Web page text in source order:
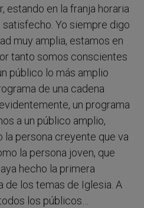
estando en la franja horaria
Yo siempre digo
muy amplia, estamos en
tanto somos conscientes
público lo más amplio
de una cadena
un programa
a un público amplio,
la persona creyente que va
la persona joven, que
hecho la primera
de los temas de Iglesia. A
los públicos…